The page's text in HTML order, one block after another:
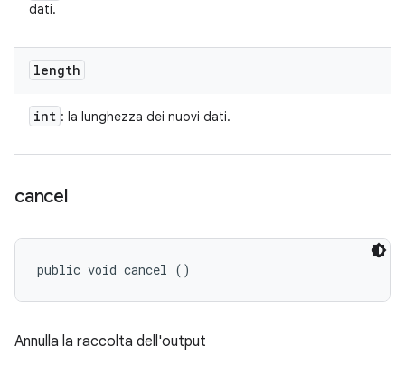
dati.
length
int : la lunghezza dei nuovi dati.
cancel
public void cancel ()
Annulla la raccolta dell'output